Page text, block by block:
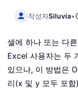
작성자Siluvia•
셀에 하나 또는 다
Excel 사용자는 두
있으나, 이 방법은
리(x 및 y 모두 포